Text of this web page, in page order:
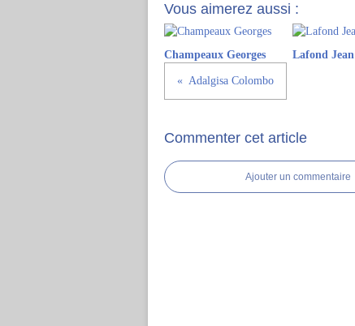
Vous aimerez aussi :
Champeaux Georges Lafond Jean
Adalgisa Colombo
Commenter cet article
Ajouter un commentaire